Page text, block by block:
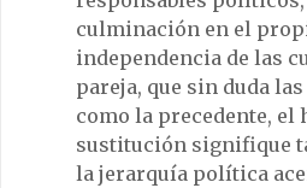
culminación en el
independencia de las
pareja, que sin duda
como la precedente, el
sustitución signifique
la jerarquía política